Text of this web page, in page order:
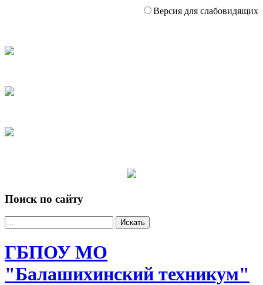
Версия для слабовидящих
Поиск по сайту
Искать
ГБПОУ МО
"Балашихинский техникум"